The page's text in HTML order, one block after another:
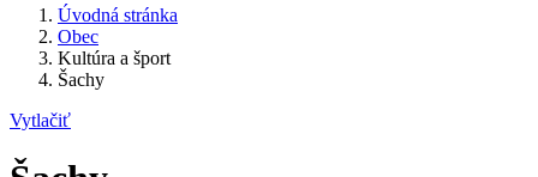
Úvodná stránka
Obec
Kultúra a šport
Šachy
Vytlačiť